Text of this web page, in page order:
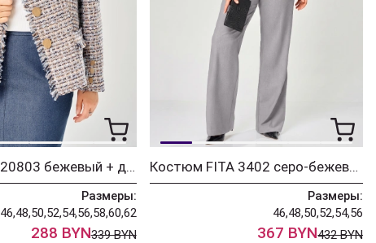
Жакет FITA 20803 бежевый + деним
Размеры:
46,48,50,52,54,56,58,60,62
288 BYN339 BYN
Костюм FITA 3402 серо-бежевый
Размеры:
46,48,50,52,54,56
367 BYN432 BYN